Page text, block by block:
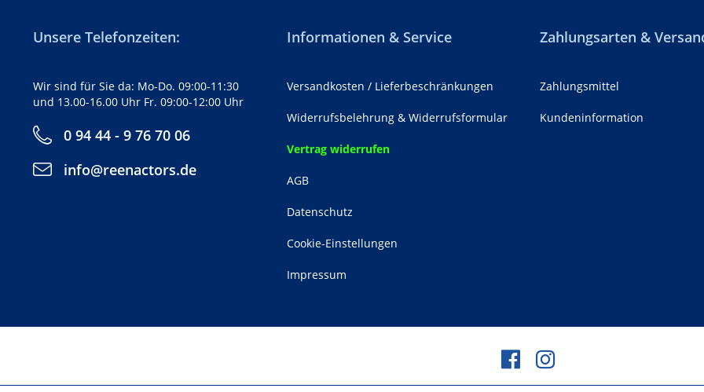
Unsere Telefonzeiten:
Wir sind für Sie da: Mo-Do. 09:00-11:30
und 13.00-16.00 Uhr Fr. 09:00-12:00 Uhr
0 94 44 - 9 76 70 06
info@reenactors.de
Informationen & Service
Versandkosten / Lieferbeschränkungen
Widerrufsbelehrung & Widerrufsformular
Vertrag widerrufen
AGB
Datenschutz
Cookie-Einstellungen
Impressum
Zahlungsarten &
Zahlungsmittel
Kundeninformation